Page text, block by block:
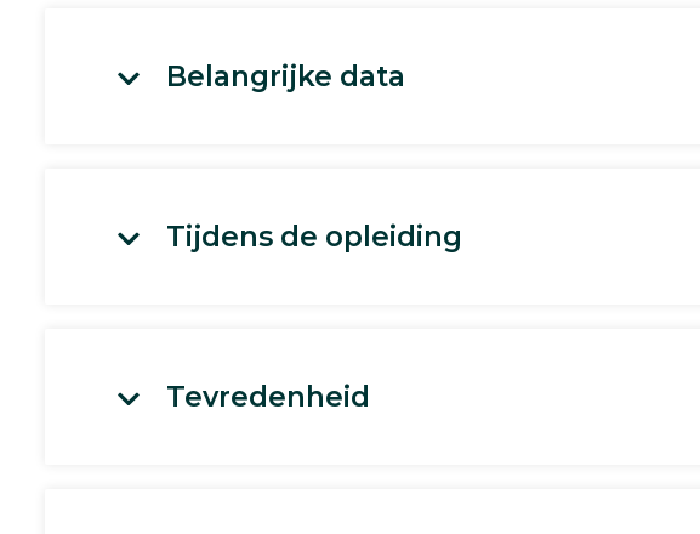
Belangrijke data
Tijdens de opleiding
Tevredenheid